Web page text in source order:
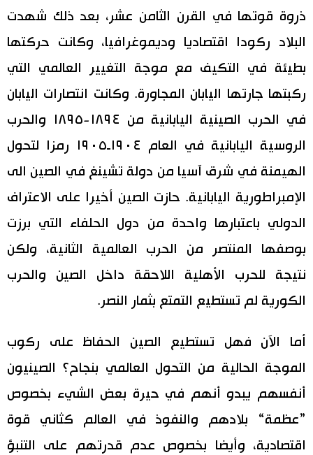
ذروة قوتها في القرن الثامن عشر، بعد ذلك شهدت
البلاد ركودا اقتصاديا وديموغرافيا، وكانت حركتها
بطيئة في التكيف مع موجة التغيير العالمي التي
ركبتها جارتها اليابان المجاورة. وكانت انتصارات اليابان
في الحرب الصينية اليابانية من ١٨٩٤-١٨٩٥ والحرب
الروسية اليابانية في العام ١٩٠٤ـ١٩٠٥ رمزا لتحول
الهيمنة في شرق آسيا من دولة تشينغ في الصين الى
الإمبراطورية اليابانية. حازت الصين أخيرا على الاعتراف
الدولي باعتبارها واحدة من دول الحلفاء التي برزت
بوصفها المنتصر من الحرب العالمية الثانية، ولكن
نتيجة للحرب الأهلية اللاحقة داخل الصين والحرب
الكورية لم تستطيع التمتع بثمار النصر.
أما الآن فهل تستطيع الصين الحفاظ على ركوب
الموجة الحالية من التحول العالمي بنجاح؟ الصينيون
أنفسهم يبدو أنهم في حيرة بعض الشيء بخصوص
”عظمة“ بلادهم والنفوذ في العالم كثاني قوة
اقتصادية، وأيضا بخصوص عدم قدرتهم على التنبؤ